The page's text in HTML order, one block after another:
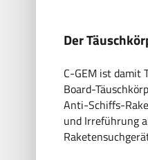
Der
C-GEM ist damit
Board-
Anti-Schiffs-
und Irreführung